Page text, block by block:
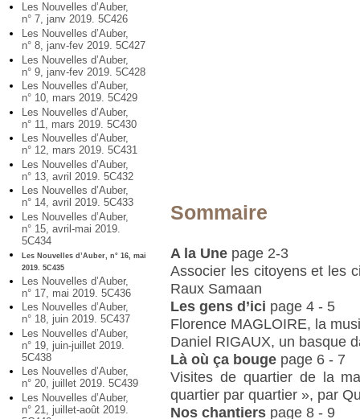
Les Nouvelles d’Auber,
n° 7, janv 2019. 5C426
Les Nouvelles d’Auber,
n° 8, janv-fev 2019. 5C427
Les Nouvelles d’Auber,
n° 9, janv-fev 2019. 5C428
Les Nouvelles d’Auber,
n° 10, mars 2019. 5C429
Les Nouvelles d’Auber,
n° 11, mars 2019. 5C430
Les Nouvelles d’Auber,
n° 12, mars 2019. 5C431
Les Nouvelles d’Auber,
n° 13, avril 2019. 5C432
Les Nouvelles d’Auber,
n° 14, avril 2019. 5C433
Les Nouvelles d’Auber,
n° 15, avril-mai 2019.
5C434
Les Nouvelles d’Auber, n° 16, mai
2019. 5C435
Les Nouvelles d’Auber,
n° 17, mai 2019. 5C436
Les Nouvelles d’Auber,
n° 18, juin 2019. 5C437
Les Nouvelles d’Auber,
n° 19, juin-juillet 2019.
5C438
Les Nouvelles d’Auber,
n° 20, juillet 2019. 5C439
Les Nouvelles d’Auber,
n° 21, juillet-août 2019.
Sommaire
A la Une page 2-3
Associer les citoyens et les
Raux Samaan
Les gens d’ici page 4 - 5
Florence MAGLOIRE, la
Daniel RIGAUX, un basque
Là où ça bouge page 6 - 7
Visites de quartier de la
quartier par quartier », par
Nos chantiers page 8 - 9